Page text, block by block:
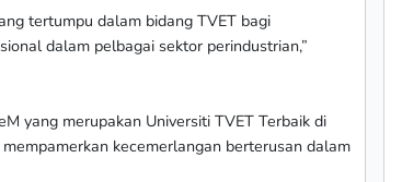
tertumpu dalam bidang TVET bagi
dalam pelbagai sektor perindustrian,”
yang merupakan Universiti TVET Terbaik di
kecemerlangan berterusan dalam